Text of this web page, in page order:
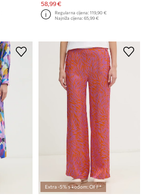
58,99 €
Regularna cijena:119,90 €
Najniža cijena:65,99 €
Extra -5% s kodom: OFF*